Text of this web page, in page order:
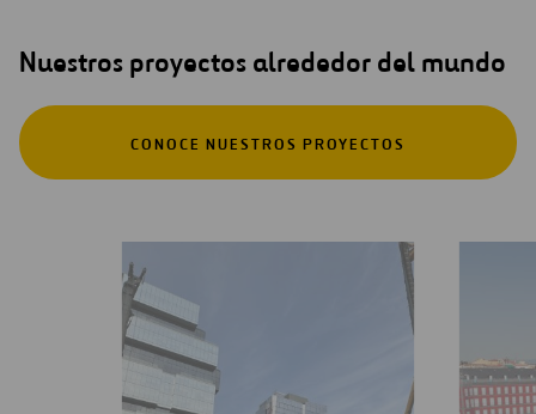
Nuestros proyectos alrededor del mundo
CONOCE NUESTROS PROYECTOS